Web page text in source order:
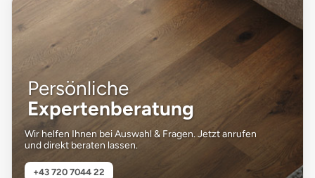
Persönliche
Expertenberatung
Wir helfen Ihnen bei Auswahl & Fragen. Jetzt anrufen
und direkt beraten lassen.
+43 720 7044 22